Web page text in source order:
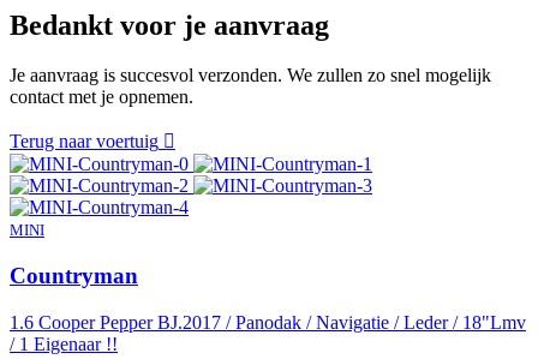
Bedankt voor je aanvraag
Je aanvraag is succesvol verzonden. We zullen zo snel mogelijk
contact met je opnemen.
Terug naar voertuig
MINI
Countryman
1.6 Cooper Pepper BJ.2017 / Panodak / Navigatie / Leder / 18"Lmv
/ 1 Eigenaar !!